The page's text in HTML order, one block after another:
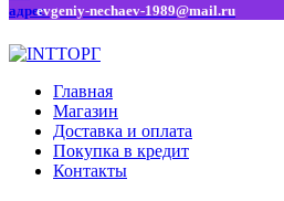
evgeniy-nechaev-1989@mail.ru
Главная
Магазин
Доставка и оплата
Покупка в кредит
Контакты